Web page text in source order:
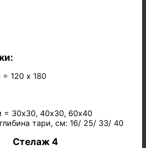
120 х 180
30х30, 40х30, 60х40
тари, см: 16/ 25/ 33/ 40
Стелаж 4